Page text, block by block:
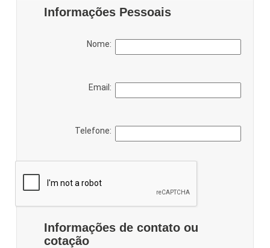
Informações Pessoais
Nome:
Email:
Telefone:
Informações de contato ou
cotação